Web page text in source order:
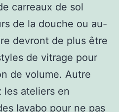
carreaux de sol
de la douche ou au-
devront de plus être
de vitrage pour
de volume. Autre
les ateliers en
lavabo pour ne pas